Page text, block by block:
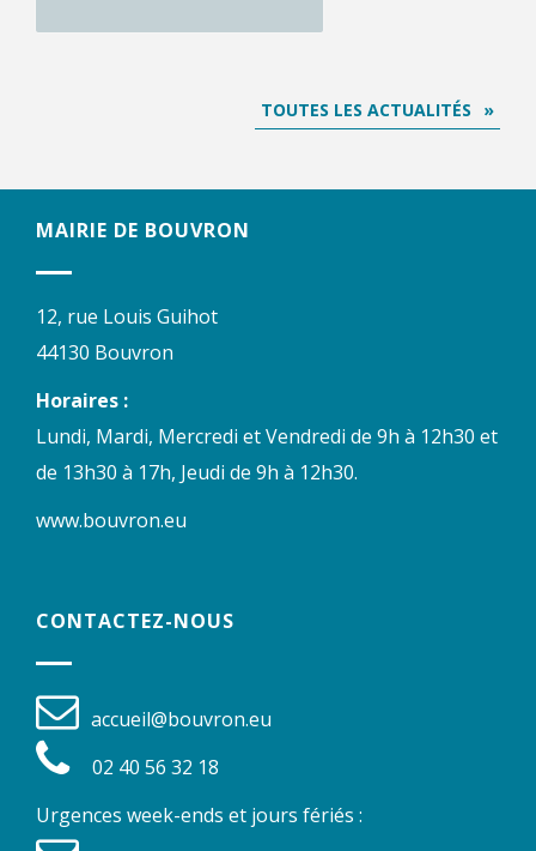
TOUTES LES ACTUALITÉS
MAIRIE DE BOUVRON
12, rue Louis Guihot
44130 Bouvron
Horaires :
Lundi, Mardi, Mercredi et Vendredi de 9h à 12h30 et
de 13h30 à 17h, Jeudi de 9h à 12h30.
www.bouvron.eu
CONTACTEZ-NOUS
accueil@bouvron.eu
02 40 56 32 18
Urgences week-ends et jours fériés :